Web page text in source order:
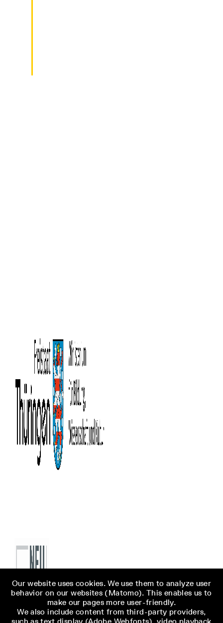
Our website uses cookies. We use them to analyze user
behavior on our websites (Matomo). This enables us to
make our pages more user-friendly.
We also include content from third-party providers,